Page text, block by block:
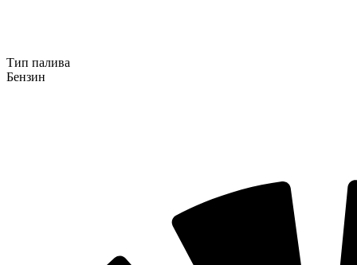
Тип палива
Бензин